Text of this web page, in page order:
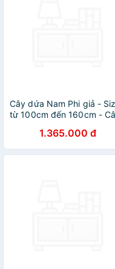
Cây dứa Nam Phi giả -
từ 100cm đến 160cm -
nhà cửa1.365.000 đ